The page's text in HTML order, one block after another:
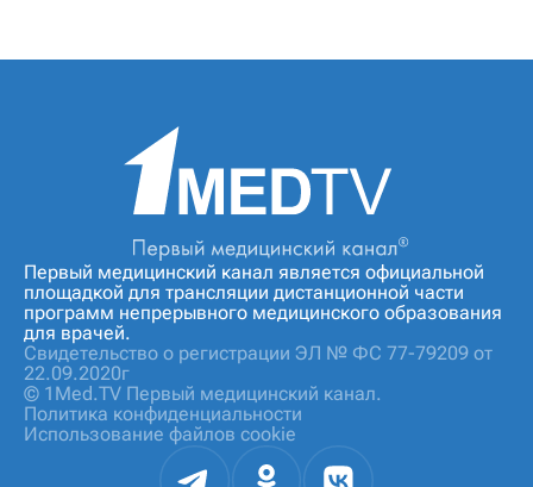
Первый медицинский канал является официальной
площадкой для трансляции дистанционной части
программ непрерывного медицинского образования
для врачей.
Свидетельство о регистрации ЭЛ № ФС 77-79209 от
22.09.2020г
© 1Med.TV Первый медицинский канал.
Политика конфиденциальности
Использование файлов cookie